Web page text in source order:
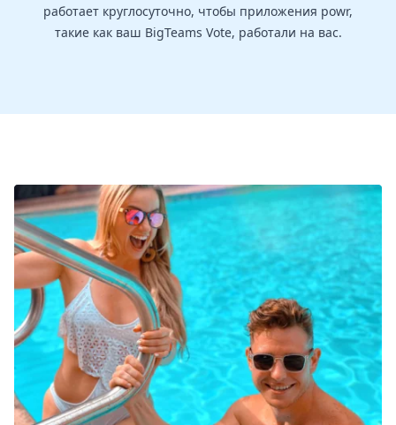
работает круглосуточно, чтобы приложения powr,
такие как ваш BigTeams Vote, работали на вас.